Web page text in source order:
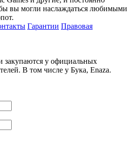
вы могли наслаждаться любимыми
Гарантии Правовая
закупаются у официальных
В том числе у Бука, Enaza.